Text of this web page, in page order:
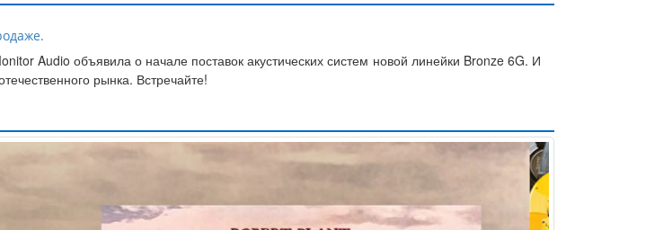
Audio объявила о начале поставок акустических систем новой линейки Bronze 6G. И
рынка. Встречайте!